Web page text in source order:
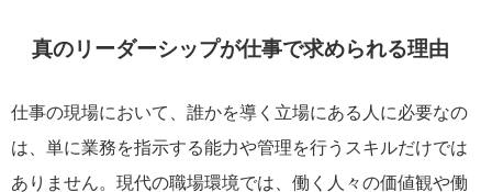
真のリーダーシップが仕事で求められる理由
仕事の現場において、誰かを導く立場にある人に必要なの
は、単に業務を指示する能力や管理を行うスキルだけでは
ありません。現代の職場環境では、働く人々の価値観や働